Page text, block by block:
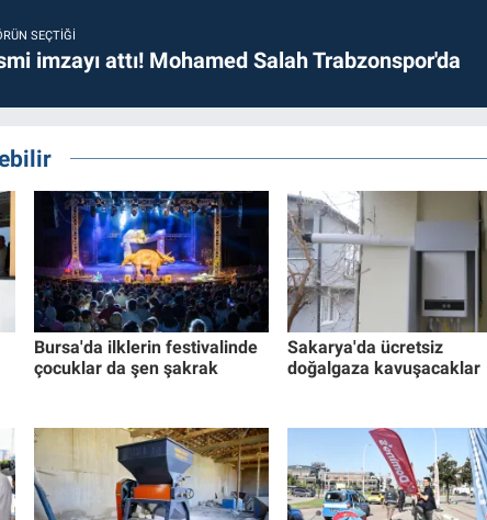
SEÇTIĞI
imzayı attı! Mohamed Salah Trabzonspor'da
Bursa'da ilklerin festivalinde
çocuklar da şen şakrak
Sakarya'da ücretsiz
doğalgaza kavuşacaklar